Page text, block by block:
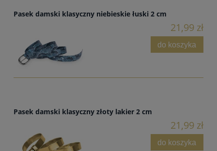
Pasek damski klasyczny niebieskie łuski 2 cm
21,99 zł
do koszyka
Pasek damski klasyczny złoty lakier 2 cm
21,99 zł
do koszyka